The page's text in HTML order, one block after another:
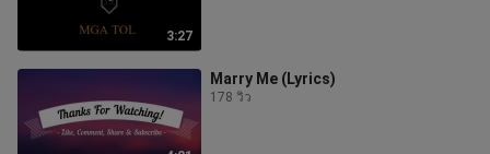
3:27
Marry Me (Lyrics)
178 วิว